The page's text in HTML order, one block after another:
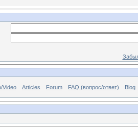
Video Articles Forum FAQ (вопрос/ответ) Blog